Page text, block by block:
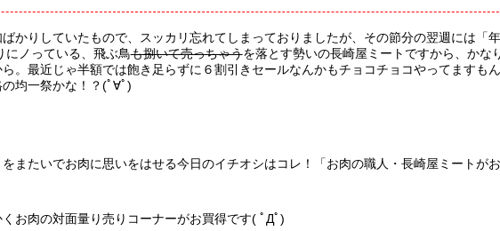
かりしていたもので、スッカリ忘れてしまっておりましたが、その節分の翌週には「
にノっている、飛ぶ鳥も捌いて売っちゃうを落とす勢いの長崎屋ミートですから、かな
。最近じゃ半額では飽き足らずに６割引きセールなんかもチョコチョコやってますも
均一祭かな！？(ﾟ∀ﾟ)
またいでお肉に思いをはせる今日のイチオシはコレ！「お肉の職人・長崎屋ミートが
お肉の対面量り売りコーナーがお買得です( ﾟДﾟ)